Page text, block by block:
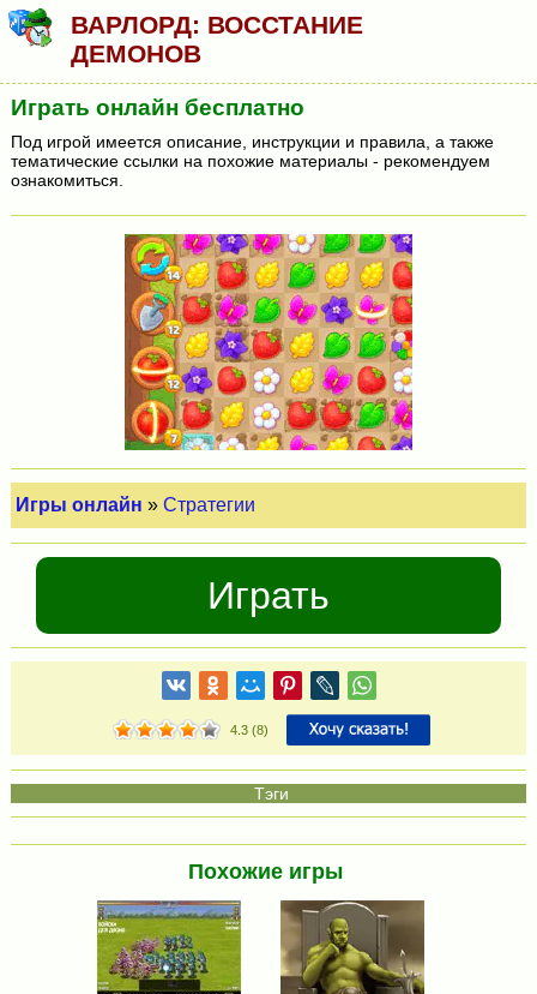
ВАРЛОРД: ВОССТАНИЕ
ДЕМОНОВ
Играть онлайн бесплатно
Под игрой имеется описание, инструкции и правила, а также
тематические ссылки на похожие материалы - рекомендуем
ознакомиться.
Игры онлайн »Стратегии
Играть
4.3(8)
Похожие игры